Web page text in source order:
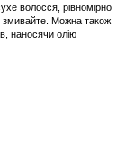
волосся, рівномірно
змивайте. Можна також
наносячи олію